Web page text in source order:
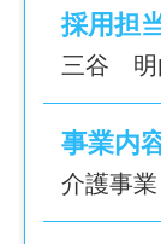
夜勤手
※夜勤手
は応相談
※喀痰吸
+3,000
採用担
三谷 明
事業内
介護事業